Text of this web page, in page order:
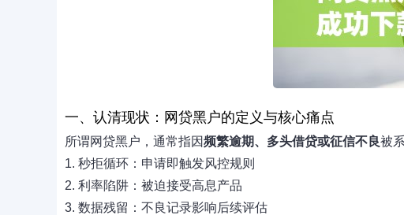
一、认清现状：网贷黑户的定义与核心痛点
所谓网贷黑户，通常指因频繁逾期、多头借贷或征信不良被
1. 秒拒循环：申请即触发风控规则
2. 利率陷阱：被迫接受高息产品
3. 数据残留：不良记录影响后续评估